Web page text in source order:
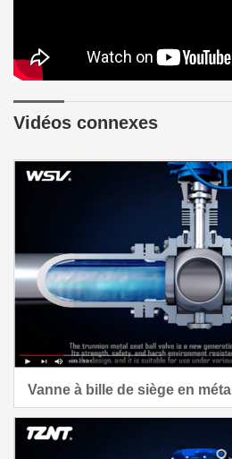
Vidéos connexes
Vanne à bille de siège en